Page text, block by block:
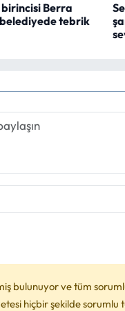
birincisi Berra
belediyede tebrik
bulunuyor ve tüm
hiçbir şekilde sorumlu